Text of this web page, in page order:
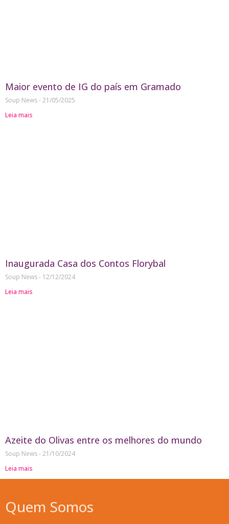
Maior evento de IG do país em Gramado
Soup News 21/05/2025
Leia mais
Inaugurada Casa dos Contos Florybal
Soup News
12/12/2024
Leia mais
Azeite do Olivas entre os melhores do mundo
Soup News 21/10/2024
Leia mais
Quem Somos